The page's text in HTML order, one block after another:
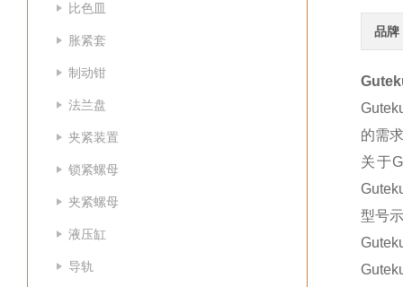
比色皿
胀紧套
制动钳
法兰盘
夹紧装置
锁紧螺母
夹紧螺母
液压缸
导轨
品牌
的需
关于
型号